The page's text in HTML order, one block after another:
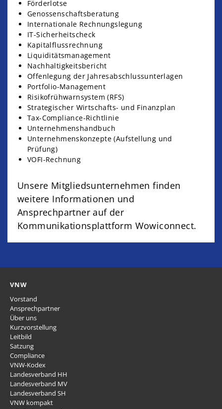
Förderlotse
Genossenschaftsberatung
Internationale Rechnungslegung
IT-Sicherheitscheck
Kapitalflussrechnung
Liquiditätsmanagement
Nachhaltigkeitsbericht
Offenlegung der Jahresabschlussunterlagen
Portfolio-Management
Risikofrühwarnsystem (RFS)
Strategischer Wirtschafts- und Finanzplan
Tax-Compliance-Richtlinie
Unternehmenshandbuch
Unternehmenskonzepte (Aufstellung und
Prüfung)
VOFI-Rechnung
Unsere Mitgliedsunternehmen finden
weitere Informationen und
Ansprechpartner auf der
Kommunikationsplattform Wowiconnect.
VNW
Vorstand
Ansprechpartner
Über uns
Kurzvorstellung
Leitbild
Satzung
Compliance
VNW-Kodex
Landesverband HH
Landesverband MV
Landesverband SH
VNW kompakt